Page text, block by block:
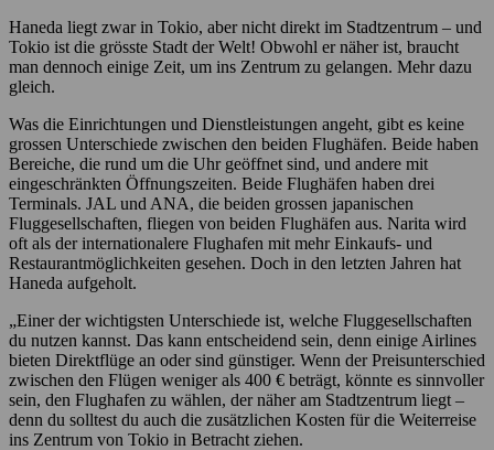
Haneda liegt zwar in Tokio, aber nicht direkt im Stadtzentrum – und
Tokio ist die grösste Stadt der Welt! Obwohl er näher ist, braucht
man dennoch einige Zeit, um ins Zentrum zu gelangen. Mehr dazu
gleich.
Was die Einrichtungen und Dienstleistungen angeht, gibt es keine
grossen Unterschiede zwischen den beiden Flughäfen. Beide haben
Bereiche, die rund um die Uhr geöffnet sind, und andere mit
eingeschränkten Öffnungszeiten. Beide Flughäfen haben drei
Terminals. JAL und ANA, die beiden grossen japanischen
Fluggesellschaften, fliegen von beiden Flughäfen aus. Narita wird
oft als der internationalere Flughafen mit mehr Einkaufs- und
Restaurantmöglichkeiten gesehen. Doch in den letzten Jahren hat
Haneda aufgeholt.
„Einer der wichtigsten Unterschiede ist, welche Fluggesellschaften
du nutzen kannst. Das kann entscheidend sein, denn einige Airlines
bieten Direktflüge an oder sind günstiger. Wenn der Preisunterschied
zwischen den Flügen weniger als 400 € beträgt, könnte es sinnvoller
sein, den Flughafen zu wählen, der näher am Stadtzentrum liegt –
denn du solltest du auch die zusätzlichen Kosten für die Weiterreise
ins Zentrum von Tokio in Betracht ziehen.